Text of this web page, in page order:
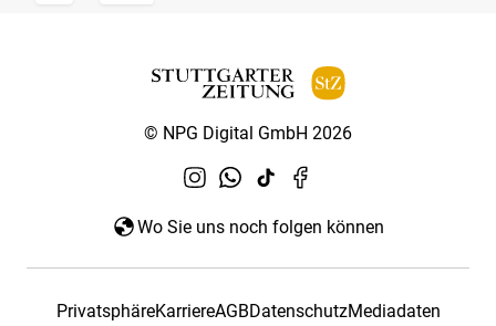
© NPG Digital GmbH 2026
Wo Sie uns noch folgen können
PrivatsphäreKarriereAGBDatenschutzMediadaten